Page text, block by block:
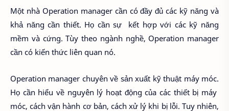
Một nhà Operation manager cần có đầy đủ các kỹ năng và
khả năng cần thiết. Họ cần sự kết hợp với các kỹ năng
mềm và cứng. Tùy theo ngành nghề, Operation manager
cần có kiến thức liên quan nó.
Operation manager chuyên về sản xuất kỹ thuật máy móc.
Họ cần hiểu về nguyên lý hoạt động của các thiết bị máy
móc, cách vận hành cơ bản, cách xử lý khi bị lỗi. Tuy nhiên,